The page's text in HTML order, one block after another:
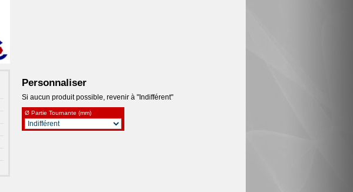
Personnaliser
Si aucun produit possible, revenir à "Indifférent"
Ø Partie Tournante (mm)